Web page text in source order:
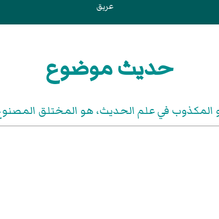
عريق
حديث موضوع
المكذوب في علم الحديث، هو المختلق